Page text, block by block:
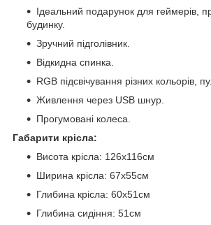
Ідеальний подарунок для геймерів,
будинку.
Зручний підголівник.
Відкидна спинка.
RGB підсвічування різних кольорів,
Живлення через USB шнур.
Прогумовані колеса.
Габарити крісла:
Висота крісла: 126х116см
Ширина крісла: 67х55см
Глибина крісла: 60х51см
Глибина сидіння: 51см